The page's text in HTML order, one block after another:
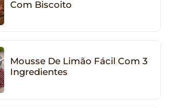
Com Biscoito
Mousse De Limão Fácil Com 3
Ingredientes